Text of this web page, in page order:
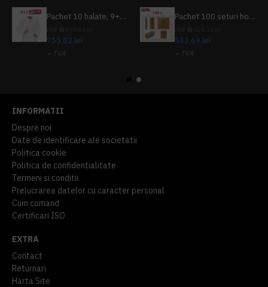
Pachet 10 halate, 9+1 gratuit
755,82 lei
+ TVA
Pachet 100 seturi hoteliere, set dentar, set barbierit, casca de dus, pila unghii, set cusut
533,69 lei
+ TVA
INFORMATII
Despre noi
Date de identificare ale societatii
Politica cookie
Politica de confidentialitate
Termeni si conditii
Prelucrarea datelor cu caracter personal
Cum comand
Certificari ISO
EXTRA
Contact
Returnari
Harta Site